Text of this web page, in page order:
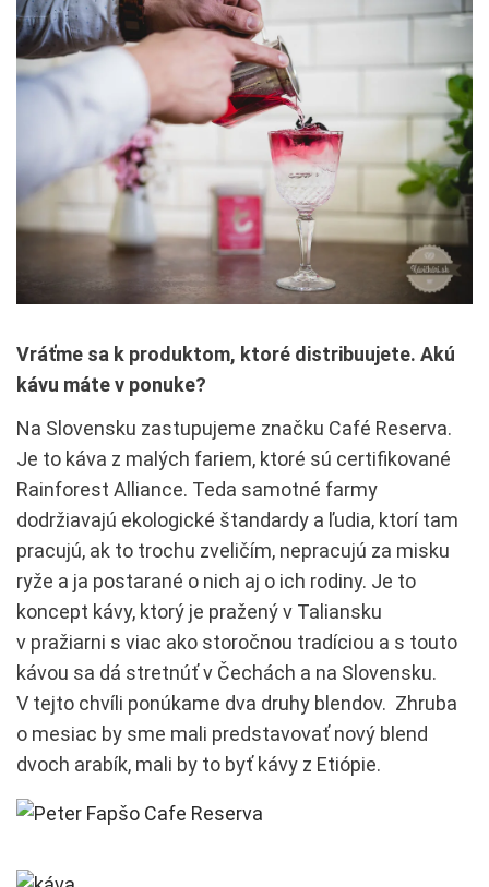
Vráťme sa k produktom, ktoré distribuujete. Akú
kávu máte v ponuke?
Na Slovensku zastupujeme značku Café Reserva.
Je to káva z malých fariem, ktoré sú certifikované
Rainforest Alliance. Teda samotné farmy
dodržiavajú ekologické štandardy a ľudia, ktorí tam
pracujú, ak to trochu zveličím, nepracujú za misku
ryže a ja postarané o nich aj o ich rodiny. Je to
koncept kávy, ktorý je pražený v Taliansku
v pražiarni s viac ako storočnou tradíciou a s touto
kávou sa dá stretnúť v Čechách a na Slovensku.
V tejto chvíli ponúkame dva druhy blendov. Zhruba
o mesiac by sme mali predstavovať nový blend
dvoch arabík, mali by to byť kávy z Etiópie.